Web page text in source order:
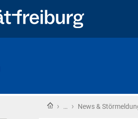
Startseite
› … › News &